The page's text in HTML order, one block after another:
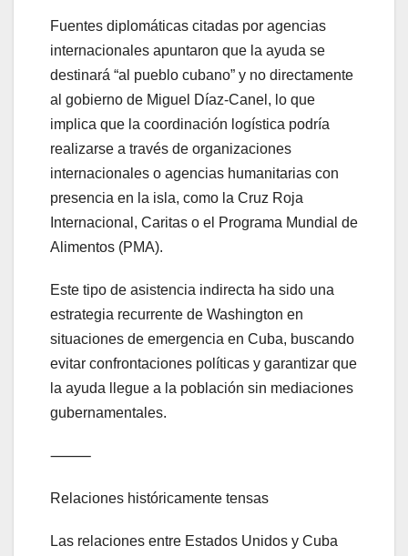
Fuentes diplomáticas citadas por agencias
internacionales apuntaron que la ayuda se
destinará “al pueblo cubano” y no directamente
al gobierno de Miguel Díaz-Canel, lo que
implica que la coordinación logística podría
realizarse a través de organizaciones
internacionales o agencias humanitarias con
presencia en la isla, como la Cruz Roja
Internacional, Caritas o el Programa Mundial de
Alimentos (PMA).
Este tipo de asistencia indirecta ha sido una
estrategia recurrente de Washington en
situaciones de emergencia en Cuba, buscando
evitar confrontaciones políticas y garantizar que
la ayuda llegue a la población sin mediaciones
gubernamentales.
⸻
Relaciones históricamente tensas
Las relaciones entre Estados Unidos y Cuba